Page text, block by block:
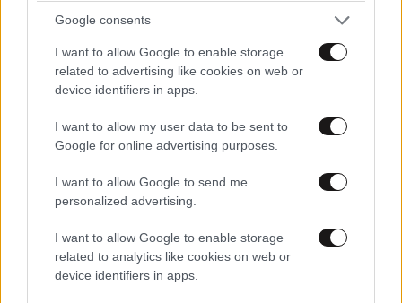
Google consents
I want to allow Google to enable storage
related to advertising like cookies on web or
device identifiers in apps.
I want to allow my user data to be sent to
Google for online advertising purposes.
I want to allow Google to send me
personalized advertising.
I want to allow Google to enable storage
related to analytics like cookies on web or
device identifiers in apps.